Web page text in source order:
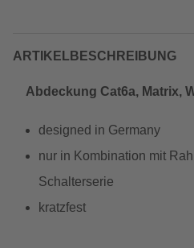
ARTIKELBESCHREIBUNG
Abdeckung Cat6a, Matrix,
designed in Germany
nur in Kombination mit
Schalterserie
kratzfest